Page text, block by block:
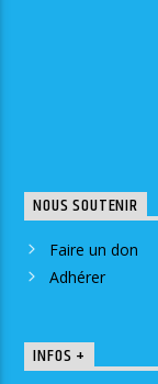
NOUS SOUTENIR
Faire un don
Adhérer
INFOS +